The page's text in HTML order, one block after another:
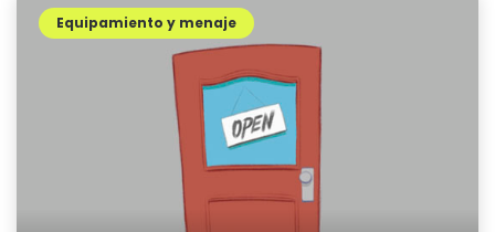
Equipamiento y menaje